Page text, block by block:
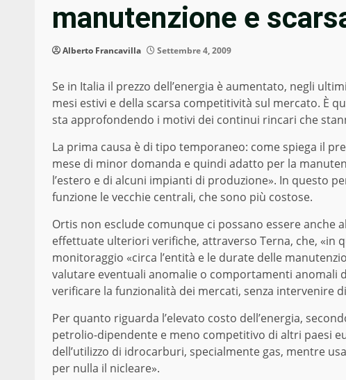
manutenzione e
Alberto Francavilla Settembre 4, 2009
Se in Italia il prezzo dell’energia è aumentato, negli
mesi estivi e della scarsa competitività sul mercato. È
sta approfondendo i motivi dei continui rincari che
La prima causa è di tipo temporaneo: come spiega il
mese di minor domanda e quindi adatto per la
l’estero e di alcuni impianti di produzione». In questo
funzione le vecchie centrali, che sono più costose.
Ortis non esclude comunque ci possano essere anche
effettuate ulteriori verifiche, attraverso Terna, che, «in
monitoraggio «circa l’entità e le durate delle
valutare eventuali anomalie o comportamenti anomali
verificare la funzionalità dei mercati, senza intervenire
Per quanto riguarda l’elevato costo dell’energia,
petrolio-dipendente e meno competitivo di altri paesi
dell’utilizzo di idrocarburi, specialmente gas, mentre
per nulla il nicleare».